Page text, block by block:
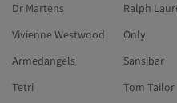
Dr Martens
Ralph
Vivienne Westwood
Only
Armedangels
Sansibar
Tetri
Tom Tailor